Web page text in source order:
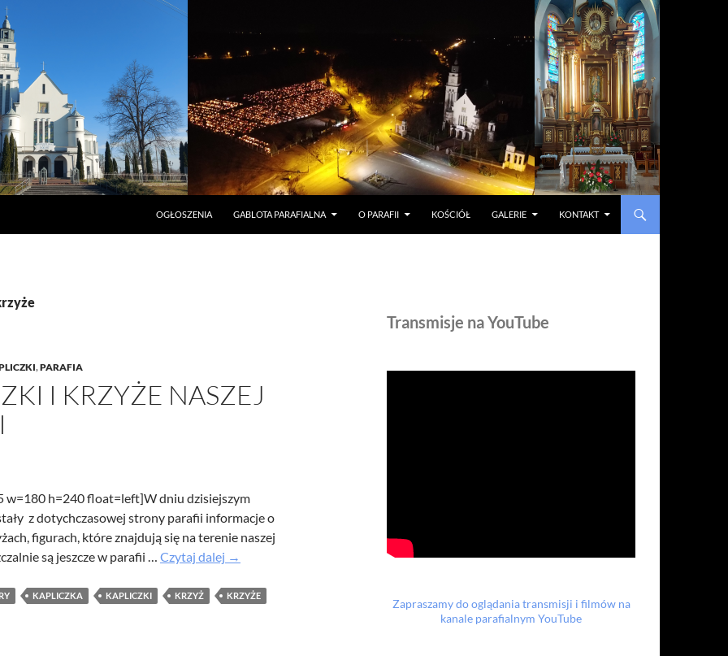
OGŁOSZENIA
GABLOTA PARAFIALNA O PARAFII KOŚCIÓŁ GALERIE KONTAKT
,PARAFIA
I KRZYŻE NASZEJ
w=180 h=240 float=left]W dniu dzisiejszym
z dotychczasowej strony parafii informacje o
figurach, które znajdują się na terenie naszej
są jeszcze w parafii … Czytaj dalej Kapliczki
krzyże
→
KAPLICZKA KAPLICZKI KRZYŻ KRZYŻE
Transmisje na YouTube
Zapraszamy do oglądania transmisji i filmów na
kanale parafialnym YouTube